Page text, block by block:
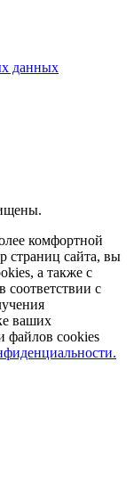
данных
комфортной
страниц сайта, вы
а также с
соответствии с
ваших
файлов cookies